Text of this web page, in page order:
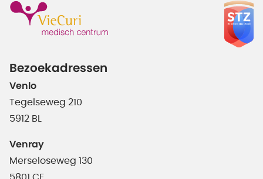
Bezoekadressen
Venlo
Tegelseweg 210
5912 BL
Venray
Merseloseweg 130